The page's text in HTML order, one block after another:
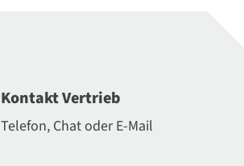
Kontakt Vertrieb
Telefon, Chat oder E-Mail